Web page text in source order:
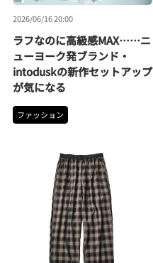
2026/06/16 20:00
ラフなのに高級感MAX……ニ
ューヨーク発ブランド・
intoduskの新作セットアップ
が気になる
ファッション